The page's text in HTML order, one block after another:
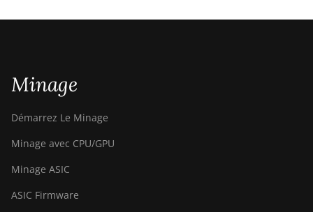
Minage
Démarrez Le Minage
Minage avec CPU/GPU
Minage ASIC
ASIC Firmware